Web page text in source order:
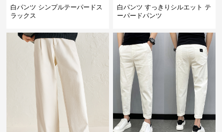
白パンツ シンプルテーパードス
ラックス
白パンツ すっきりシルエット テ
ーパードパンツ